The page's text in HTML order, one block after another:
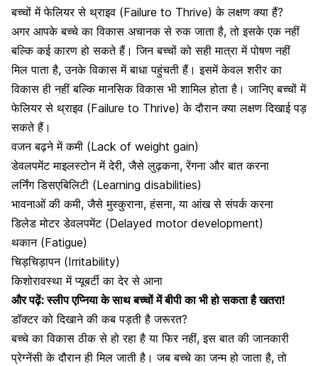
बच्चों में फेलियर से थ्राइव (Failure to Thrive) के लक्षण क्या हैं?
अगर आपके बच्चे का विकास अचानक से रुक जाता है, तो इसके एक नहीं
बल्कि कई कारण हो सकते हैं। जिन बच्चों को सही मात्रा में पोषण नहीं
मिल पाता है, उनके विकास में बाधा पहुंचती हैं। इसमें केवल शरीर का
विकास ही नहीं बल्कि मानसिक विकास भी शामिल होता है। जानिए बच्चों में
फेलियर से थ्राइव (Failure to Thrive) के दौरान क्या लक्षण दिखाई पड़
सकते हैं।
वजन बढ़ने में कमी (Lack of weight gain)
डेवलपमेंट माइलस्टोन में देरी, जैसे लुढ़कना, रेंगना और बात करना
लर्निंग डिसएबिलिटी (Learning disabilities)
भावनाओं की कमी, जैसे मुस्कुराना, हंसना, या आंख से संपर्क करना
डिलेड मोटर डेवलपमेंट (Delayed motor development)
थकान (Fatigue)
चिड़चिड़ापन (Irritability)
किशोरावस्था में प्यूबर्टी का देर से आना
और पढ़ें:स्लीप एप्निया के साथ बच्चों में बीपी का भी हो सकता है खतरा!
डॉक्टर को दिखाने की कब पड़ती है जरूरत?
बच्चे का विकास ठीक से हो रहा है या फिर नहीं, इस बात की जानकारी
प्रेग्नेंसी के दौरान ही मिल जाती है। जब बच्चे का जन्म हो जाता है, तो